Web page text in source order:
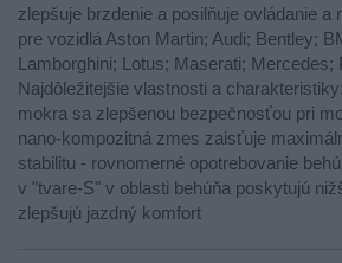
zlepšuje brzdenie a posilňuje ovládanie a
pre vozidlá Aston Martin; Audi; Bentley;
Lamborghini; Lotus; Maserati; Mercedes;
Najdôležitejšie vlastnosti a
mokra sa zlepšenou bezpečnosťou pri
nano-kompozitná zmes zaisťuje
stabilitu - rovnomerné opotrebovanie
v "tvare-S" v oblasti behúňa poskytujú
zlepšujú jazdný komfort